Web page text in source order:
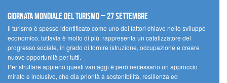
Giornata mondiale del turismo – 27 settembre
Il turismo è spesso identificato come uno dei fattori chiave nello sviluppo
economico, tuttavia è molto di più: rappresenta un catalizzatore del
progresso sociale, in grado di fornire istruzione, occupazione e creare
nuove opportunità per tutti.
Per sfruttare appieno questi vantaggi è però necessario un approccio
mirato e inclusivo, che dia priorità a sostenibilità, resilienza ed